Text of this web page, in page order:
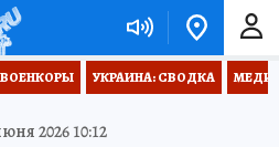
ВОЕНКОРЫ УКРАИНА: СВОДКА
2026 10:12